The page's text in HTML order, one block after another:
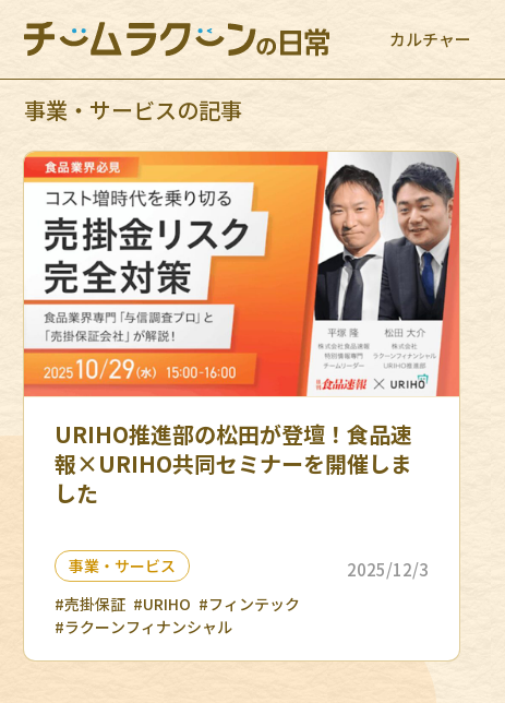
カルチャー
事業・サービスの記事
URIHO推進部の松田が登壇！食品速
報×URIHO共同セミナーを開催しま
した
事業・サービス 2025/12/3
#売掛保証 #URIHO #フィンテック
#ラクーンフィナンシャル